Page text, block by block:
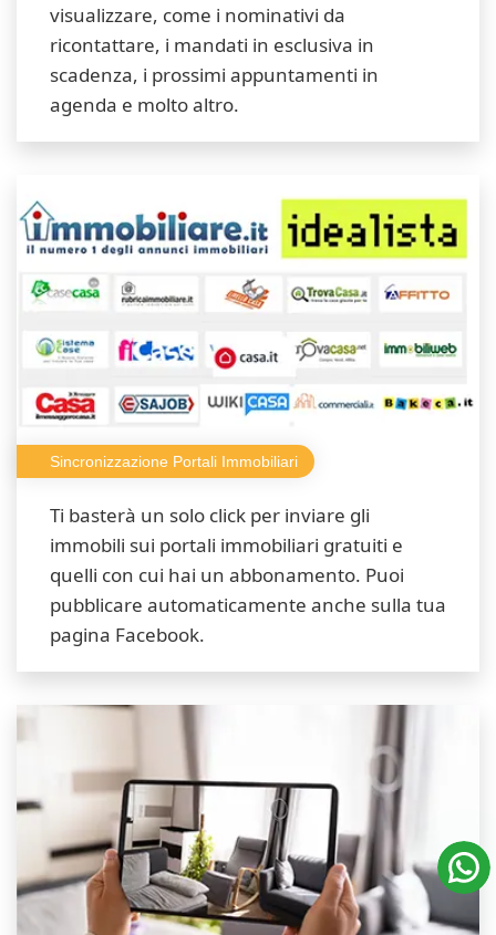
visualizzare, come i nominativi da
ricontattare, i mandati in esclusiva in
scadenza, i prossimi appuntamenti in
agenda e molto altro.
Sincronizzazione Portali Immobiliari
Ti basterà un solo click per inviare gli
immobili sui portali immobiliari gratuiti e
quelli con cui hai un abbonamento. Puoi
pubblicare automaticamente anche sulla tua
pagina Facebook.